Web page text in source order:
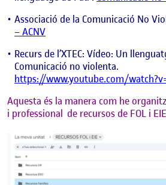
Associació de la Comunicació No
– ACNV
Recurs de l’XTEC: Vídeo: Un
Comunicació no violenta.
https://www.youtube.com/
Aquesta és la manera com he
i professional de recursos de FOL i